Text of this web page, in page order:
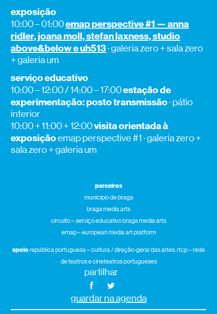
exposição
10:00 – 01:00emap perspective #1 — anna
ridler, joana moll, stefan laxness, studio
above&below e uh513· galeria zero + sala zero
+ galeria um
serviço educativo
10:00 – 12:00 / 14:00 – 17:00estação de
experimentação: posto transmissão· pátio
interior
10:00 + 11:00 + 12:00visita orientada à
exposiçãoemap perspective #1 · galeria zero +
sala zero + galeria um
parceiros
município de braga
braga media arts
circuito – serviço educativo braga media arts
emap – european media art platform
apoiorepública portuguesa – cultura / direção-geral das artes. rtcp – rede
de teatros e cineteatros portugueses
partilhar
guardar na agenda